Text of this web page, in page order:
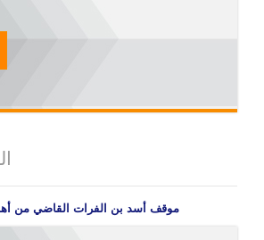
موقف أسد بن الفرات القاضي من